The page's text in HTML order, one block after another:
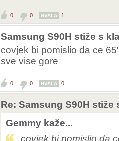
0 0 HVALA 1
Samsung S90H stiže s
covjek bi pomislio da ce
sve vise gore
0 0 HVALA 0
Re: Samsung S90H
Gemmy kaže...
covjek bi pomislio da